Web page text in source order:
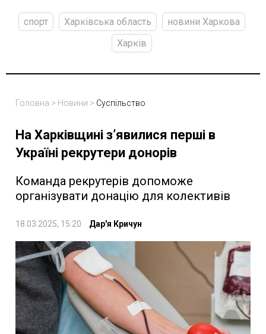
спорт Харківська область
новини Харкова
Харків
Головна > Новини > Суспільство
На Харківщині зʼявилися перші в
Україні рекрутери донорів
Команда рекрутерів допоможе
організувати донацію для колективів
18.03.2025, 15:20 Дар'я Кричун